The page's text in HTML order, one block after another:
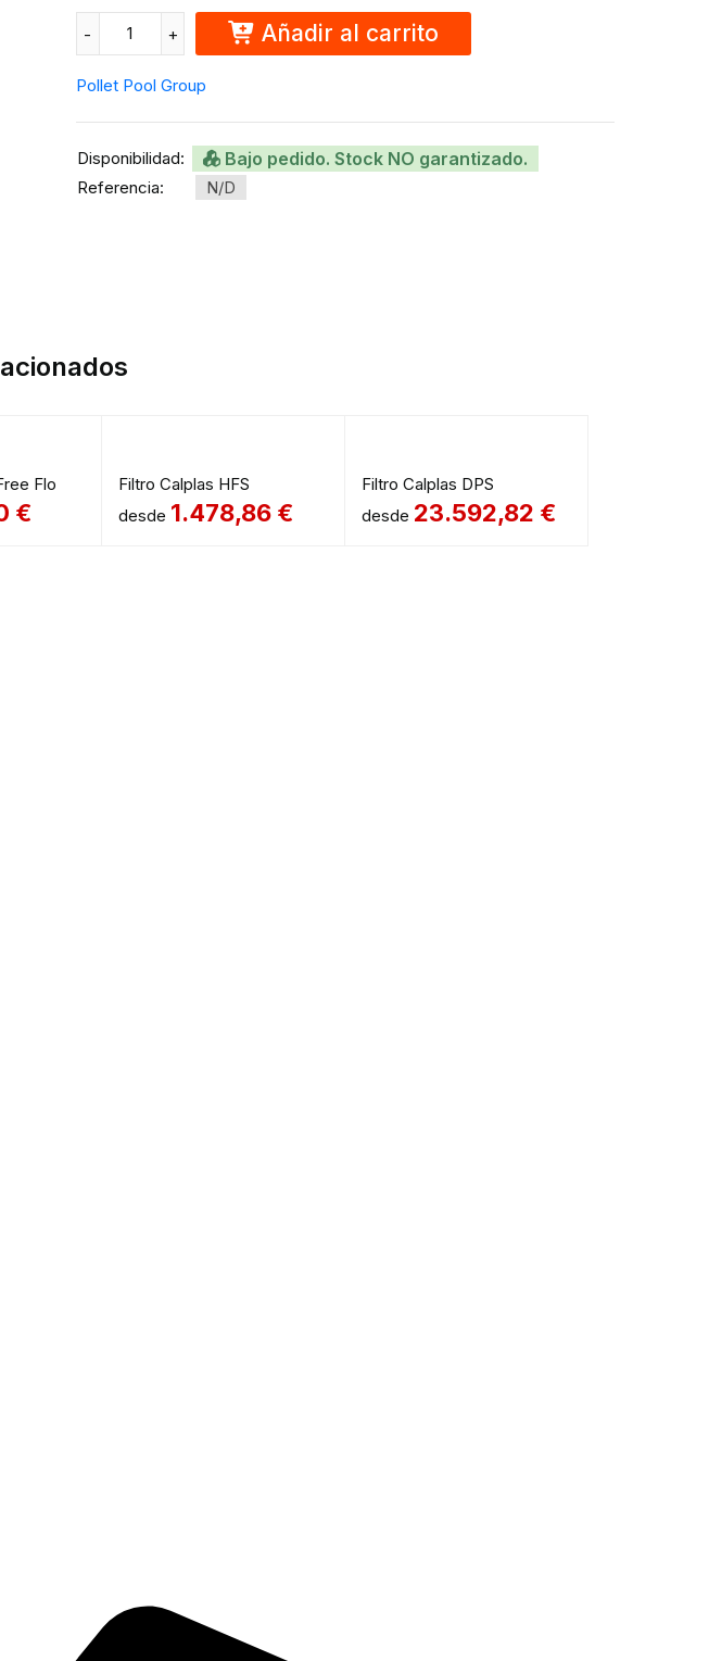
Añadir al carrito
Pollet Pool Group
Disponibilidad: Bajo pedido. Stock NO garantizado.
Referencia: N/D
Flo
€
Filtro Calplas HFS
desde 1.478,86 €
Filtro Calplas DPS
desde 23.592,82 €